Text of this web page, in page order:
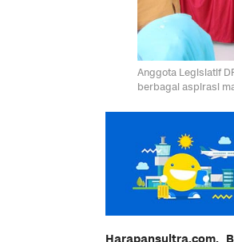
Anggota Legislatif
berbagai aspirasi